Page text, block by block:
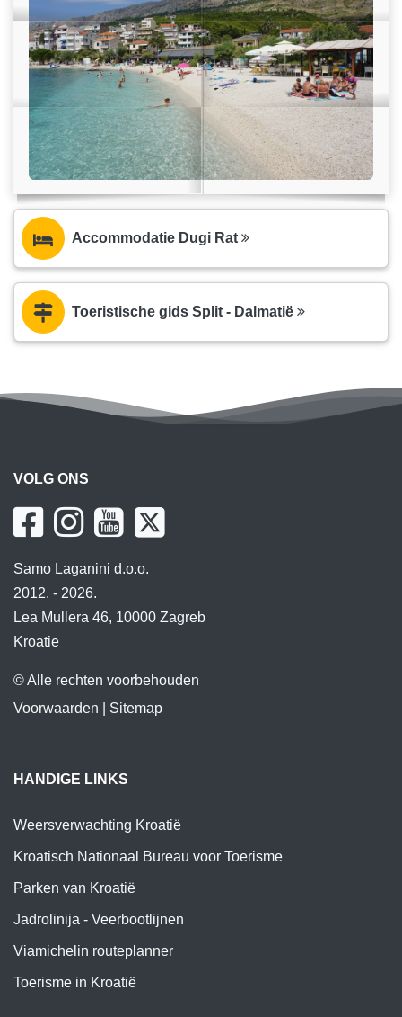
Accommodatie Dugi Rat
Toeristische gids Split - Dalmatië
VOLG ONS
Samo Laganini d.o.o.
2012. - 2026.
Lea Mullera 46, 10000 Zagreb
Kroatie
© Alle rechten voorbehouden
Voorwaarden
Sitemap
HANDIGE LINKS
Weersverwachting Kroatië
Kroatisch Nationaal Bureau voor Toerisme
Parken van Kroatië
Jadrolinija - Veerbootlijnen
Viamichelin routeplanner
Toerisme in Kroatië